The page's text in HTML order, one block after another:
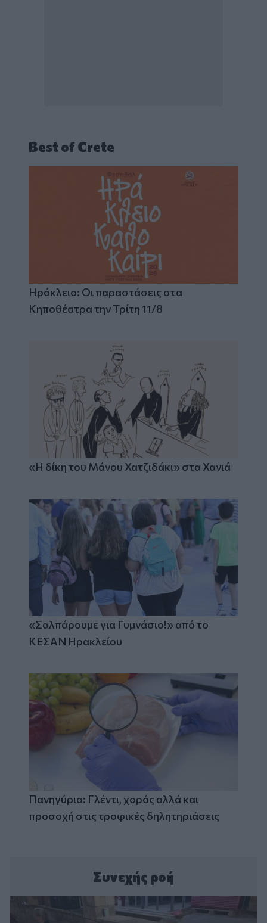
Best of Crete
Ηράκλειο: Οι παραστάσεις στα
Κηποθέατρα την Τρίτη 11/8
«Η δίκη του Μάνου Χατζιδάκι» στα Χανιά
«Σαλπάρουμε για Γυμνάσιο!» από το
ΚΕΣΑΝ Ηρακλείου
Πανηγύρια: Γλέντι, χορός αλλά και
προσοχή στις τροφικές δηλητηριάσεις
Συνεχής ροή